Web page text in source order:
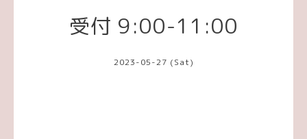
受付 9:00-11:00
2023-05-27 (Sat)